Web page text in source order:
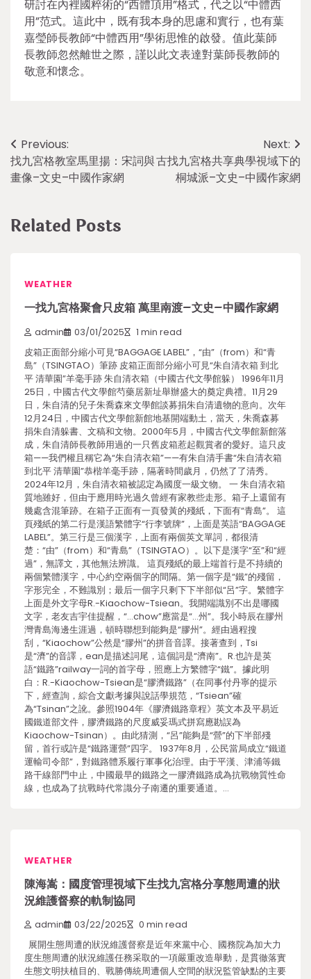
研討在內裡國粹術的“西體頂用”格式，代之以“中體西
用”范式。這此中，既有我本身的思慮和實行，也有葉
嘉瑩師長教師“中體西用”學術思惟的啟發。值此葉師
長教師忽然離世之際，謹以此文表達對葉師長教師的
敬意和懷念。
Post
navigation
Previous:
找九宮格教室馬里揚：宋詞與
畫像–文史–中國作家網
Next:
古找九宮格共享典學視域下的
桐城派–文史–中國作家網
Related Posts
WEATHER
一找九宮格聚會只皮箱 萬里南渡–文史–中國作家網
admin 03/01/2025 1 min read
皮箱正面部分縮小可見“BAGGAGE LABEL”，“由”（from）和“青
島”（TSINGTAO）筆跡 皮箱正面部分縮小可見“朱自清衣箱 到北
平 清華園”羊毫手跡 朱自清衣箱（中國古代文學館躲） 1996年11月
25日，中國古代文學館芍藥居新址舉辦盛大的奠定典禮。11月29
日，朱自清的兒子朱喬森來文學館談募捐朱自清遺物的意向。次年
12月24日，中國古代文學館新館地基開端動土，當天，朱喬森募
捐朱自清躲書、文稿和文物。2000年5月，中國古代文學館新館落
成，朱自清師長教師用過的一只舊皮箱惹起觀賞者的愛好。這只皮
箱——我們權且稱它為“朱自清衣箱”——有朱自清手書“朱自清衣箱
到北平 清華園”恭楷羊毫手跡，隔著時間歲月，仍然了了清秀。
2024年12月，朱自清衣箱被認定為國度一級文物。 一 朱自清衣箱
質地雖好，但由于應用時光過久曾經有家教些走形。箱子上還留有
幾處含混筆跡。在箱子正面有一頁發黃的殘紙，下面有“青島”。 這
頁殘紙的第二行是漢語繁體字“行李號牌”，上面是英語“BAGGAGE
LABEL”。第三行是三個漢字，上面有兩個英文單詞，都很清
楚：“由”（from）和“青島”（TSINGTAO）。以下是漢字“至”和“經
過”，無譯文，其他無法辨識。 這頁殘紙的最上端首行是不持續的
兩個繁體漢字，中心約空兩個字的間隔。第一個字是“鐵”的殘留，
字形完全，不難識別；最后一個字只剩下下半部似“呂”字。繁體字
上面是外文字母R.-Kiaochow-Tsiean。我開端識別不出是哪國
文字，老友吉宇佳提醒，“…chow”應當是“…州”。我小時辰在膠州
灣青島海邊生涯過，頓時聯想到能夠是“膠州”。經由過程搜
刮，“Kiaochow”公然是“膠州”的拼音音譯。接著查到，Tsi
是“濟”的音譯，ean是描述詞尾，這個詞是“濟南”。R.也許是英
語“鐵路”railway一詞的首字母，照應上方繁體字“鐵”。據此明
白：R.-Kiaochow-Tsiean是“膠濟鐵路”（在同事付丹寧的提示
下，經查詢，綜合文獻考據與說話學規范，“Tsiean”確
為“Tsinan”之訛。參照1904年《膠濟鐵路章程》英文本及平易近
國鐵道部文件，膠濟鐵路的尺度威妥瑪式拼寫應勘誤為
Kiaochow-Tsinan）。由此猜測，“呂”能夠是“營”的下半部殘
留，首行或許是“鐵路運營”四字。 1937年8月，公民當局成立“鐵道
運輸司令部”，對鐵路體系履行軍事化治理。由于平漢、津浦等鐵
路干線部門中止，中國最早的鐵路之一膠濟鐵路成為抗戰物質性命
線，也成為了抗戰時代常識分子南遷的重要通道。…
WEATHER
陳海嵩：國度管理視域下生找九宮格分享態周遭的狀
況維護督察的軌制協同
admin 03/22/2025 0 min read
展開生態周遭的狀況維護督察是近年來黨中心、國務院為加大力
度生態周遭的狀況維護任務采取的一項嚴重改造舉動，是貫徹落實
生態文明扶植目的、戰勝傳統周遭個人空間的狀況監管缺點的主要